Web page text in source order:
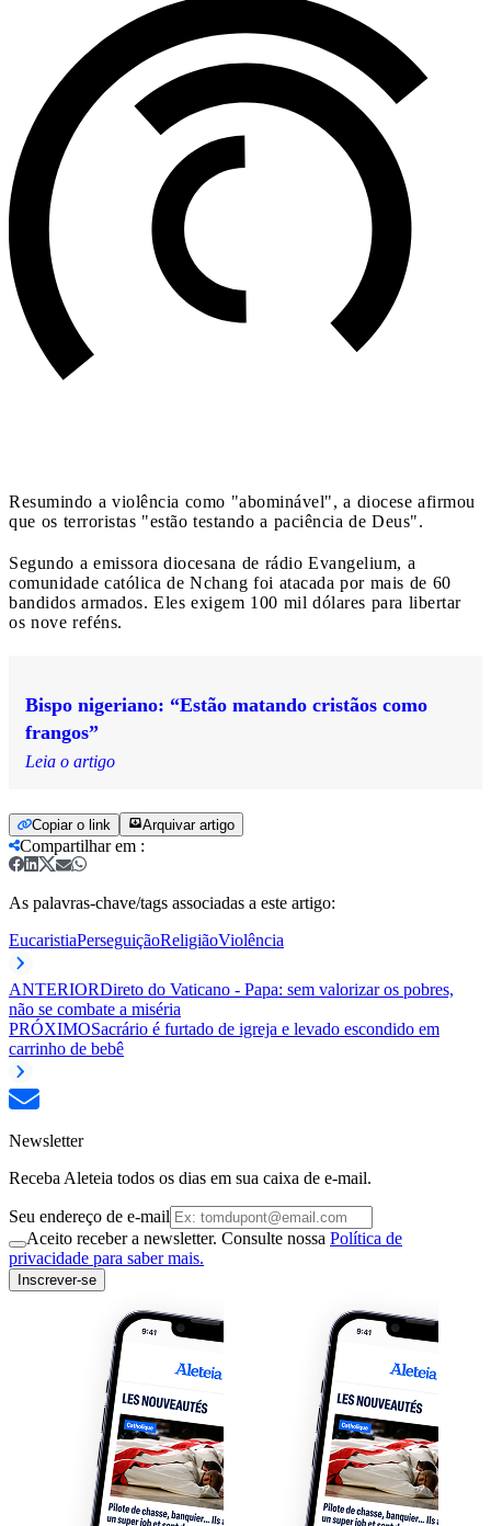
Resumindo a violência como "abominável", a diocese afirmou
que os terroristas "estão testando a paciência de Deus".
Segundo a emissora diocesana de rádio Evangelium, a
comunidade católica de Nchang foi atacada por mais de 60
bandidos armados. Eles exigem 100 mil dólares para libertar
os nove reféns.
Bispo nigeriano: “Estão matando cristãos como
frangos”
Leia o artigo
Copiar o link Arquivar artigo
Compartilhar em :
As palavras-chave/tags associadas a este artigo:
EucaristiaPerseguiçãoReligiãoViolência
ANTERIORDireto do Vaticano - Papa: sem valorizar os pobres,
não se combate a miséria
PRÓXIMOSacrário é furtado de igreja e levado escondido em
carrinho de bebê
Newsletter
Receba Aleteia todos os dias em sua caixa de e-mail.
Seu endereço de e-mail
Aceito receber a newsletter. Consulte nossa Política de
privacidade para saber mais.
Inscrever-se